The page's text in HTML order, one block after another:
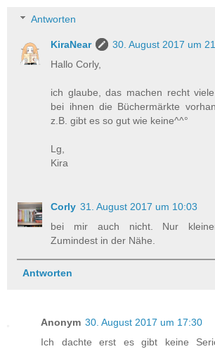
Antworten
KiraNear
30. August 2017 um
Hallo Corly,
ich glaube, das machen recht
bei ihnen die Büchermärkte
z.B. gibt es so gut wie keine^^°
Lg,
Kira
Corly 31. August 2017 um 10:03
bei mir auch nicht. Nur
Zumindest in der Nähe.
Antworten
Anonym 30. August 2017 um 17:30
Ich dachte erst es gibt keine